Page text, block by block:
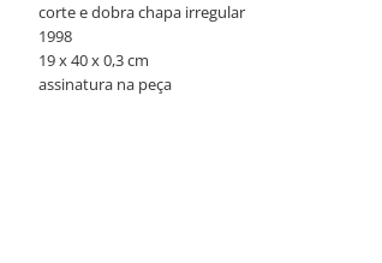
corte e dobra chapa irregular
1998
19 x 40 x 0,3 cm
assinatura na peça